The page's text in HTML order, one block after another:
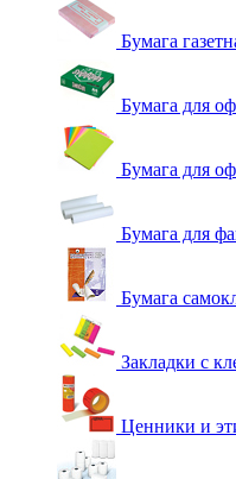
Бумага
Бумага для
Бумага для
Бумага для
Бумага
Закладки с
Ценники и